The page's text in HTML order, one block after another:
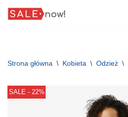
Strona główna \ Kobieta \ Odzież \
SALE - 22%